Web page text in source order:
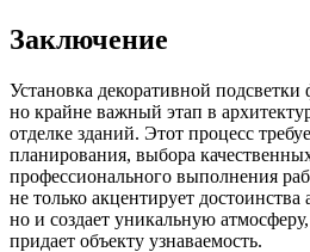
Заключение
Установка декоративной
но крайне важный этап в
отделке зданий. Этот процесс
планирования, выбора
профессионального выполнения
не только акцентирует
но и создает уникальную
придает объекту узнаваемость.